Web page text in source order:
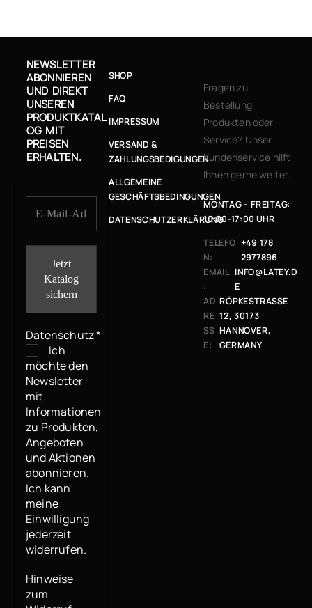
NEWSLETTER
ABONNIEREN
UND DIREKT
UNSEREN
PRODUKTKATAL
OG MIT
PREISEN
ERHALTEN.
Datenschutz*
Ich
möchte den
Newsletter
mit
Informationen
zu Produkten,
Angeboten
und Aktionen
abonnieren.
Ich kann
meine
Einwilligung
jederzeit
widerrufen.
Hinweise
zum
SHOP
FAQ
IMPRESSUM
VERSAND &
ZAHLUNGSBEDIGUNGEN
ALLGEMEINE
GESCHÄFTSBEDINGUNGEN
DATENSCHUTZERKLÄRUNG
Fragen zu
Bestellung,
Produkten oder
Service? Unser
Kundenservice hilft
Ihnen gerne weiter.
MONTAG - FREITAG:
10:00-17:00 UHR
TELEFO
N:
+49 178
2977896
EMAIL
:
INFO@LATEY.D
E
AD
RE
SS
E:
RÖPKESTRASSE 1
2, 30173 H
ANNOVER, G
ERMANY